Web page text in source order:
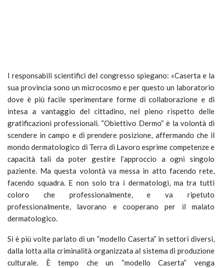
I responsabili scientifici del congresso spiegano: «Caserta e la
sua provincia sono un microcosmo e per questo un laboratorio
dove è più facile sperimentare forme di collaborazione e di
intesa a vantaggio del cittadino, nel pieno rispetto delle
gratificazioni professionali. “Obiettivo Dermo” è la volontà di
scendere in campo e di prendere posizione, affermando che il
mondo dermatologico di Terra di Lavoro esprime competenze e
capacità tali da poter gestire l’approccio a ogni singolo
paziente. Ma questa volontà va messa in atto facendo rete,
facendo squadra. E non solo tra i dermatologi, ma tra tutti
coloro che professionalmente, e va ripetuto
professionalmente, lavorano e cooperano per il malato
dermatologico.
Si è più volte parlato di un “modello Caserta” in settori diversi,
dalla lotta alla criminalità organizzata al sistema di produzione
culturale. È tempo che un “modello Caserta” venga